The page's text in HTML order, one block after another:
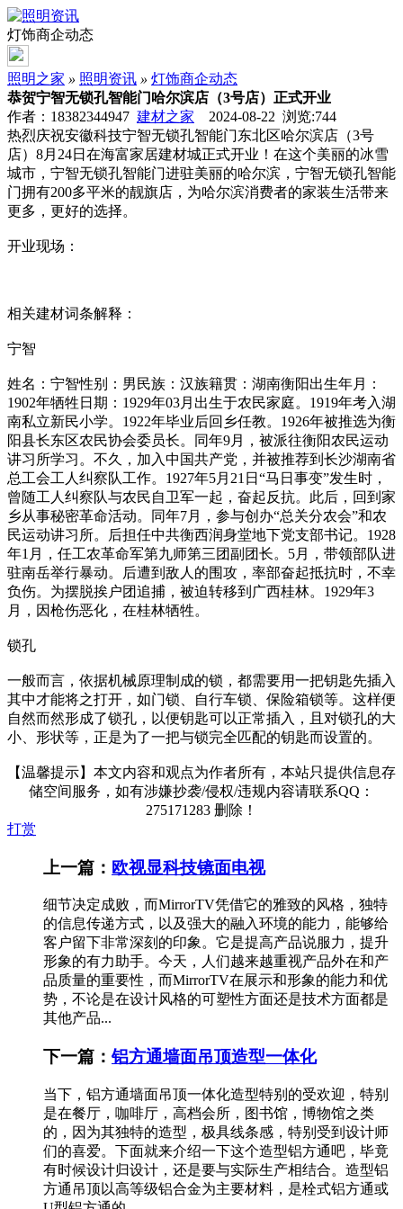
灯饰商企动态
照明之家 » 照明资讯 » 灯饰商企动态
恭贺宁智无锁孔智能门哈尔滨店（3号店）正式开业
作者：18382344947 建材之家 2024-08-22 浏览:744
热烈庆祝安徽科技宁智无锁孔智能门东北区哈尔滨店（3号
店）8月24日在海富家居建材城正式开业！在这个美丽的冰雪
城市，宁智无锁孔智能门进驻美丽的哈尔滨，宁智无锁孔智能
门拥有200多平米的靓旗店，为哈尔滨消费者的家装生活带来
更多，更好的选择。
开业现场：
相关建材词条解释：
宁智
姓名：宁智性别：男民族：汉族籍贯：湖南衡阳出生年月：
1902年牺牲日期：1929年03月出生于农民家庭。1919年考入湖
南私立新民小学。1922年毕业后回乡任教。1926年被推选为衡
阳县长东区农民协会委员长。同年9月，被派往衡阳农民运动
讲习所学习。不久，加入中国共产党，并被推荐到长沙湖南省
总工会工人纠察队工作。1927年5月21日“马日事变”发生时，
曾随工人纠察队与农民自卫军一起，奋起反抗。此后，回到家
乡从事秘密革命活动。同年7月，参与创办“总关分农会”和农
民运动讲习所。后担任中共衡西润身堂地下党支部书记。1928
年1月，任工农革命军第九师第三团副团长。5月，带领部队进
驻南岳举行暴动。后遭到敌人的围攻，率部奋起抵抗时，不幸
负伤。为摆脱挨户团追捕，被迫转移到广西桂林。1929年3
月，因枪伤恶化，在桂林牺牲。
锁孔
一般而言，依据机械原理制成的锁，都需要用一把钥匙先插入
其中才能将之打开，如门锁、自行车锁、保险箱锁等。这样便
自然而然形成了锁孔，以便钥匙可以正常插入，且对锁孔的大
小、形状等，正是为了一把与锁完全匹配的钥匙而设置的。
【温馨提示】本文内容和观点为作者所有，本站只提供信息存
储空间服务，如有涉嫌抄袭/侵权/违规内容请联系QQ：
275171283 删除！
打赏
上一篇： 欧视显科技镜面电视
细节决定成败，而MirrorTV凭借它的雅致的风格，独特
的信息传递方式，以及强大的融入环境的能力，能够给
客户留下非常深刻的印象。它是提高产品说服力，提升
形象的有力助手。今天，人们越来越重视产品外在和产
品质量的重要性，而MirrorTV在展示和形象的能力和优
势，不论是在设计风格的可塑性方面还是技术方面都是
其他产品...
下一篇：铝方通墙面吊顶造型一体化
当下，铝方通墙面吊顶一体化造型特别的受欢迎，特别
是在餐厅，咖啡厅，高档会所，图书馆，博物馆之类
的，因为其独特的造型，极具线条感，特别受到设计师
们的喜爱。下面就来介绍一下这个造型铝方通吧，毕竟
有时候设计归设计，还是要与实际生产相结合。造型铝
方通吊顶以高等级铝合金为主要材料，是栓式铝方通或